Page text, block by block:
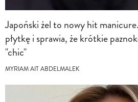
Japoński żel to nowy hit
płytkę i sprawia, że krótkie
"chic"
MYRIAM AIT ABDELMALEK